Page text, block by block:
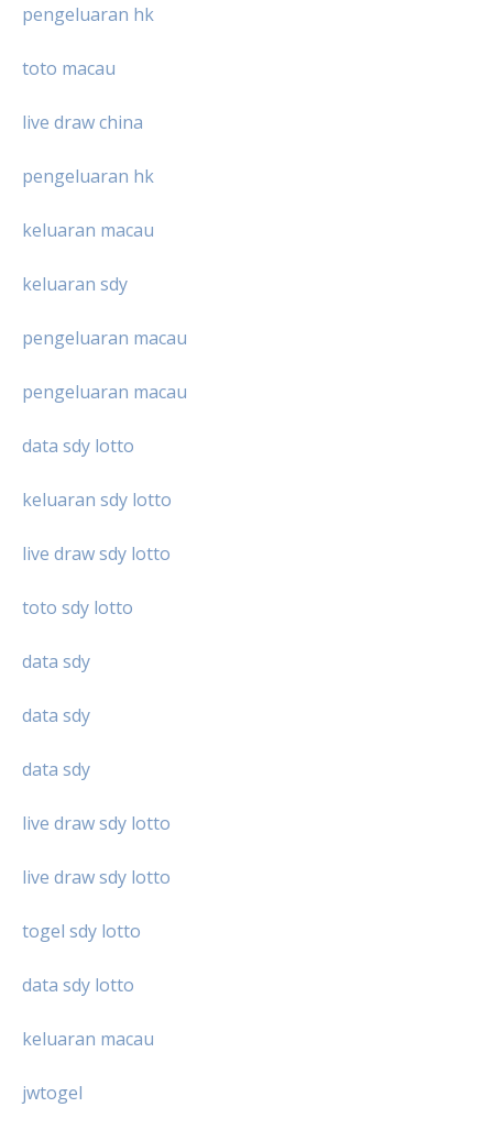
pengeluaran hk
toto macau
live draw china
pengeluaran hk
keluaran macau
keluaran sdy
pengeluaran macau
pengeluaran macau
data sdy lotto
keluaran sdy lotto
live draw sdy lotto
toto sdy lotto
data sdy
data sdy
data sdy
live draw sdy lotto
live draw sdy lotto
togel sdy lotto
data sdy lotto
keluaran macau
jwtogel